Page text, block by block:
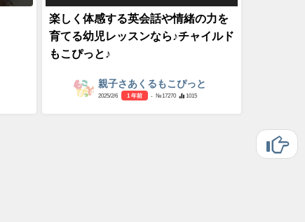
楽しく体感する英会話や情緒の力を
育てる幼児レッスンなら♪チャイルド
もこぴっと♪
親子さあくるもこぴっと
2025/2/6 1 年前 - №17270 1015